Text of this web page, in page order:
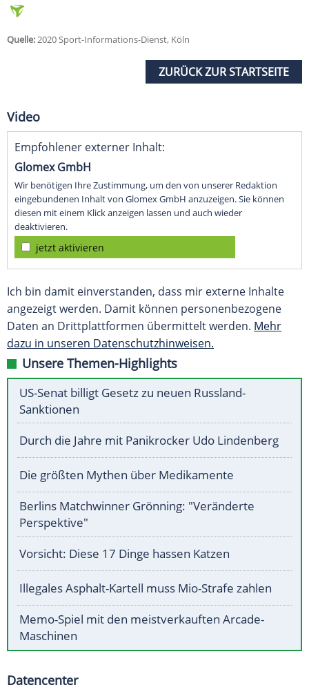
Quelle:2020 Sport-Informations-Dienst, Köln
ZURÜCK ZUR STARTSEITE
Video
Empfohlener externer Inhalt:
Glomex GmbH
Wir benötigen Ihre Zustimmung, um den von unserer Redaktion
eingebundenen Inhalt von Glomex GmbH anzuzeigen. Sie können
diesen mit einem Klick anzeigen lassen und auch wieder
deaktivieren.
jetzt aktivieren
Ich bin damit einverstanden, dass mir externe Inhalte
angezeigt werden. Damit können personenbezogene
Daten an Drittplattformen übermittelt werden. Mehr
dazu in unseren Datenschutzhinweisen.
Unsere Themen-Highlights
US-Senat billigt Gesetz zu neuen Russland-
Sanktionen
Durch die Jahre mit Panikrocker Udo Lindenberg
Die größten Mythen über Medikamente
Berlins Matchwinner Grönning: "Veränderte
Perspektive"
Vorsicht: Diese 17 Dinge hassen Katzen
Illegales Asphalt-Kartell muss Mio-Strafe zahlen
Memo-Spiel mit den meistverkauften Arcade-
Maschinen
Datencenter